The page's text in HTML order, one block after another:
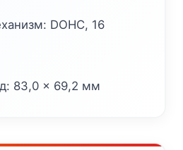
DOHC, 16
83,0 × 69,2 мм